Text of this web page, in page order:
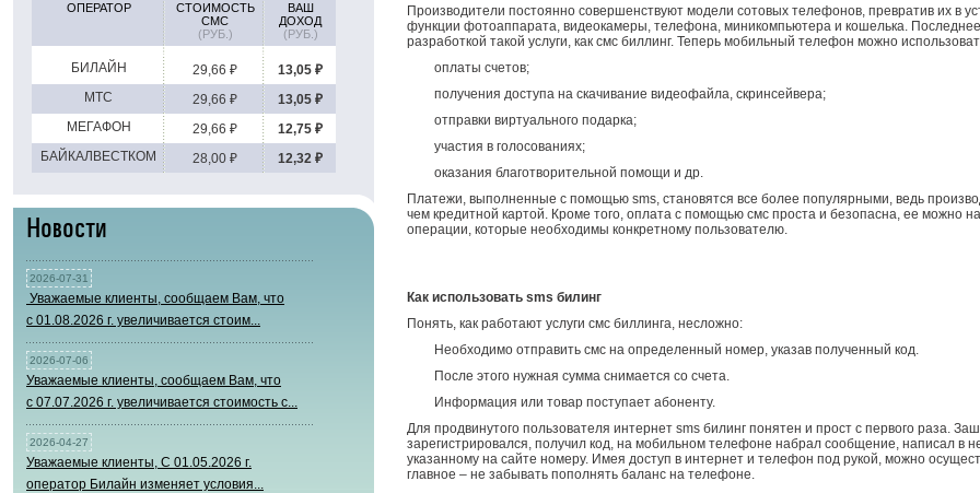
ОПЕРАТОР
СТОИМОСТЬ
СМС
(РУБ.)
ВАШ
ДОХОД
(РУБ.)
БИЛАЙН 29,66 ₽
13,05 ₽
МТС
29,66 ₽
13,05 ₽
МЕГАФОН
29,66 ₽
12,75 ₽
БАЙКАЛВЕСТКОМ
28,00 ₽ 12,32 ₽
Новости
2026-07-31
Уважаемые клиенты, сообщаем Вам, что
с 01.08.2026 г. увеличивается стоим...
2026-07-06
Уважаемые клиенты, сообщаем Вам, что
с 07.07.2026 г. увеличивается стоимость с...
2026-04-27
Уважаемые клиенты, С 01.05.2026 г.
оператор Билайн изменяет условия...
Производители постоянно совершенствуют модели сотовых телефонов, превратив их в
функции фотоаппарата, видеокамеры, телефона, миникомпьютера и кошелька.
разработкой такой услуги, как смс биллинг. Теперь мобильный телефон можно
оплаты счетов;
получения доступа на скачивание видеофайла, скринсейвера;
отправки виртуального подарка;
участия в голосованиях;
оказания благотворительной помощи и др.
Платежи, выполненные с помощью sms, становятся все более популярными, ведь
чем кредитной картой. Кроме того, оплата с помощью смс проста и безопасна, ее можно
операции, которые необходимы конкретному пользователю.
Как использовать sms билинг
Понять, как работают услуги смс биллинга, несложно:
Необходимо отправить смс на определенный номер, указав полученный код.
После этого нужная сумма снимается со счета.
Информация или товар поступает абоненту.
Для продвинутого пользователя интернет sms билинг понятен и прост с первого раза.
зарегистрировался, получил код, на мобильном телефоне набрал сообщение, написал в
указанному на сайте номеру. Имея доступ в интернет и телефон под рукой, можно
главное – не забывать пополнять баланс на телефоне.